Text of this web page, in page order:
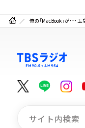
俺の「MacBook」が・・・